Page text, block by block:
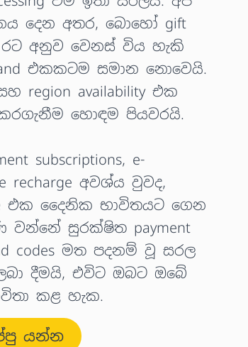
දෙන අතර, බොහෝ gift
රට අනුව වෙනස් විය හැකි
එකකටම සමාන නොවෙයි.
region availability එක
හොඳම පියවරයි.
subscriptions, e-
recharge අවශ්ය වුවද,
එක දෛනික භාවිතයට ගෙන
වන්නේ සුරක්ෂිත payment
codes මත පදනම් වූ සරල
ලබා දීමයි, එවිට ඔබට ඔබේ
කළ හැක.
යන්න